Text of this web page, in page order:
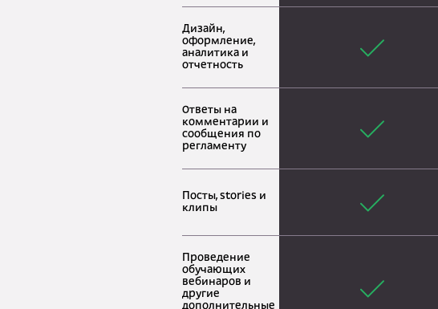
Дизайн,
оформление,
аналитика и
отчетность
Ответы на
комментарии и
сообщения по
регламенту
Посты, stories и
клипы
Проведение
обучающих
вебинаров и
другие
дополнительные